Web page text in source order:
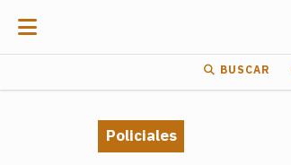
BUSCAR
Policiales